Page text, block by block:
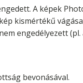
A képek
kismértékű
engedélyezett
bevonásával.